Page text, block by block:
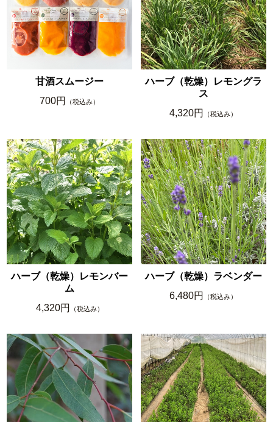
甘酒スムージー
700円
（税込み）
ハーブ（乾燥）レモングラ
ス
4,320円
（税込み）
ハーブ（乾燥）レモンバー
ム
4,320円
（税込み）
ハーブ（乾燥）ラベンダー
6,480円
（税込み）